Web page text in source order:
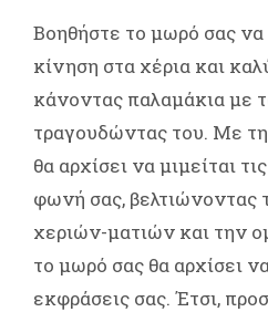
Βοηθήστε το μωρό σας
κίνηση στα χέρια και
κάνοντας παλαμάκια με
τραγουδώντας του. Με
θα αρχίσει να μιμείται
φωνή σας, βελτιώνοντας
χεριών-ματιών και την
το μωρό σας θα αρχίσει
εκφράσεις σας. Έτσι,